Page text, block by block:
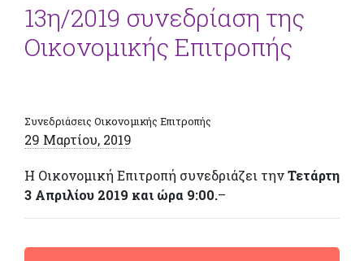
13η/2019 συνεδρίαση της
Οικονομικής Επιτροπής
Συνεδριάσεις Οικονομικής Επιτροπής
29 Μαρτίου, 2019
Η Οικονομική Επιτροπή συνεδριάζει τηνΤετάρτη
3 Απριλίου 2019 και ώρα 9:00.–